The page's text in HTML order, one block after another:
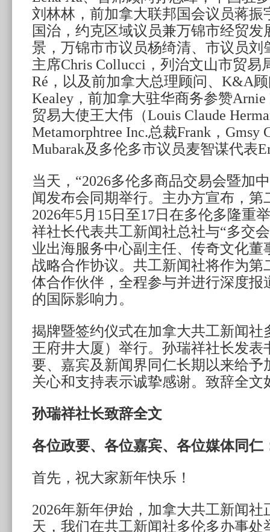
刘林林，前加拿大联邦国会议员蒋振
国治，约克区域议员兼万锦市经贸发
景，万锦市市议员杨绮清、市议员刘
主席Chris Collucci，列治文山市贸易
Ré，以及前加拿大总理顾问、K&A
Kealey，前加拿大驻华商务参赞Arnie
贸易大使王大伟（Louis Claude
Metamorphtree Inc.总裁Frank，Gmsy
Mubarak及多伦多市议员麦智谋代表
当天，“2026多伦多商品交易会暨加
闻发布会同期举行。主办方宣布，第
2026年5月15日至17日在多伦多隆重
祥社长代表共工新闻社总社与“多交
业出海服务中心副主任、传奇文化董
战略合作协议。共工新闻社将作为第
体合作伙伴，全程参与并进行深度报
的国际影响力。
揭牌暨签约仪式在加拿大共工新闻社
王府井大厦）举行。孙瑞祥社长发表
要、嘉宾及新闻界同仁长期以来给予
关心和支持表示诚挚感谢。致辞全文
孙瑞祥社长致辞全文
各位政要、各位嘉宾、各位媒体同仁
首先，祝大家新年快乐！
2026年新年伊始，加拿大共工新闻
天，我们在共工新闻社多伦多办事处